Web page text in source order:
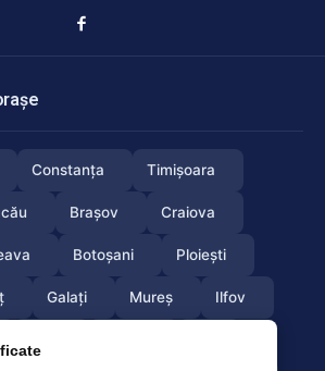
Constanța Timișoara
Brașov Craiova
Botoșani Ploiești
Galați Mureș Ilfov